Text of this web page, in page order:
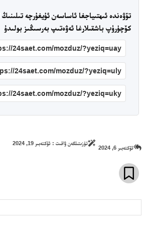
كۆچۈرۈپ باشقىلارغا ئەۋەتىپ بەرسىڭىز بولىدۇ
ئۆكتەبىر 6, 2024
تۈزىتىلگەن ۋاقىت : ئۆكتەبىر 19, 2024